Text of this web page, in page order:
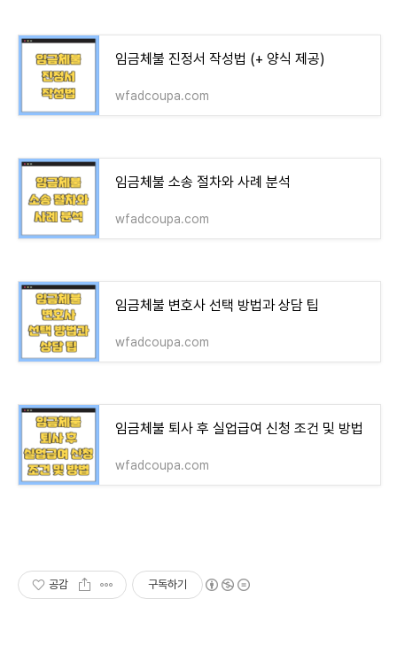
임금체불 진정서 작성법 (+ 양식 제공)
wfadcoupa.com
임금체불 소송 절차와 사례 분석
wfadcoupa.com
임금체불 변호사 선택 방법과 상담 팁
wfadcoupa.com
임금체불 퇴사 후 실업급여 신청 조건 및 방법
wfadcoupa.com
공감 구독하기